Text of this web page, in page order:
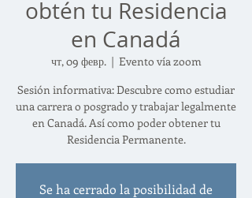
obtén tu Residencia
en Canadá
чт, 09 февр.
  |
Evento vía zoom
Sesión informativa: Descubre como estudiar
una carrera o posgrado y trabajar legalmente
en Canadá. Así como poder obtener tu
Residencia Permanente.
Se ha cerrado la posibilidad de